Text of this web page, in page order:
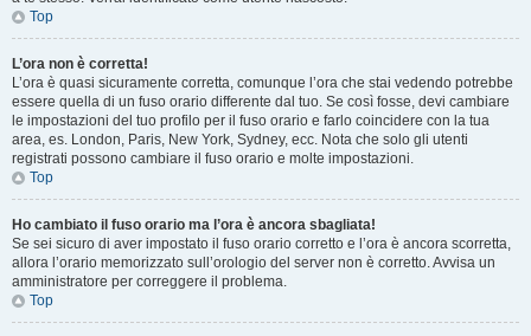
Top
L’ora non è corretta!
L’ora è quasi sicuramente corretta, comunque l’ora che stai vedendo potrebbe
essere quella di un fuso orario differente dal tuo. Se così fosse, devi cambiare
le impostazioni del tuo profilo per il fuso orario e farlo coincidere con la tua
area, es. London, Paris, New York, Sydney, ecc. Nota che solo gli utenti
registrati possono cambiare il fuso orario e molte impostazioni.
Top
Ho cambiato il fuso orario ma l’ora è ancora sbagliata!
Se sei sicuro di aver impostato il fuso orario corretto e l’ora è ancora scorretta,
allora l’orario memorizzato sull’orologio del server non è corretto. Avvisa un
amministratore per correggere il problema.
Top